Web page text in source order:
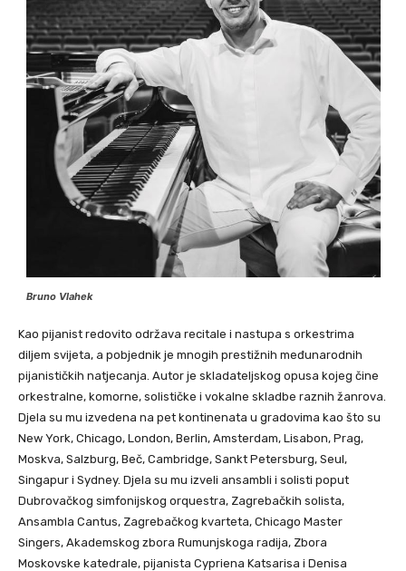
Bruno Vlahek
Kao pijanist redovito održava recitale i nastupa s orkestrima
diljem svijeta, a pobjednik je mnogih prestižnih međunarodnih
pijanističkih natjecanja. Autor je skladateljskog opusa kojeg čine
orkestralne, komorne, solističke i vokalne skladbe raznih žanrova.
Djela su mu izvedena na pet kontinenata u gradovima kao što su
New York, Chicago, London, Berlin, Amsterdam, Lisabon, Prag,
Moskva, Salzburg, Beč, Cambridge, Sankt Petersburg, Seul,
Singapur i Sydney. Djela su mu izveli ansambli i solisti poput
Dubrovačkog simfonijskog orquestra, Zagrebačkih solista,
Ansambla Cantus, Zagrebačkog kvarteta, Chicago Master
Singers, Akademskog zbora Rumunjskoga radija, Zbora
Moskovske katedrale, pijanista Cypriena Katsarisa i Denisa